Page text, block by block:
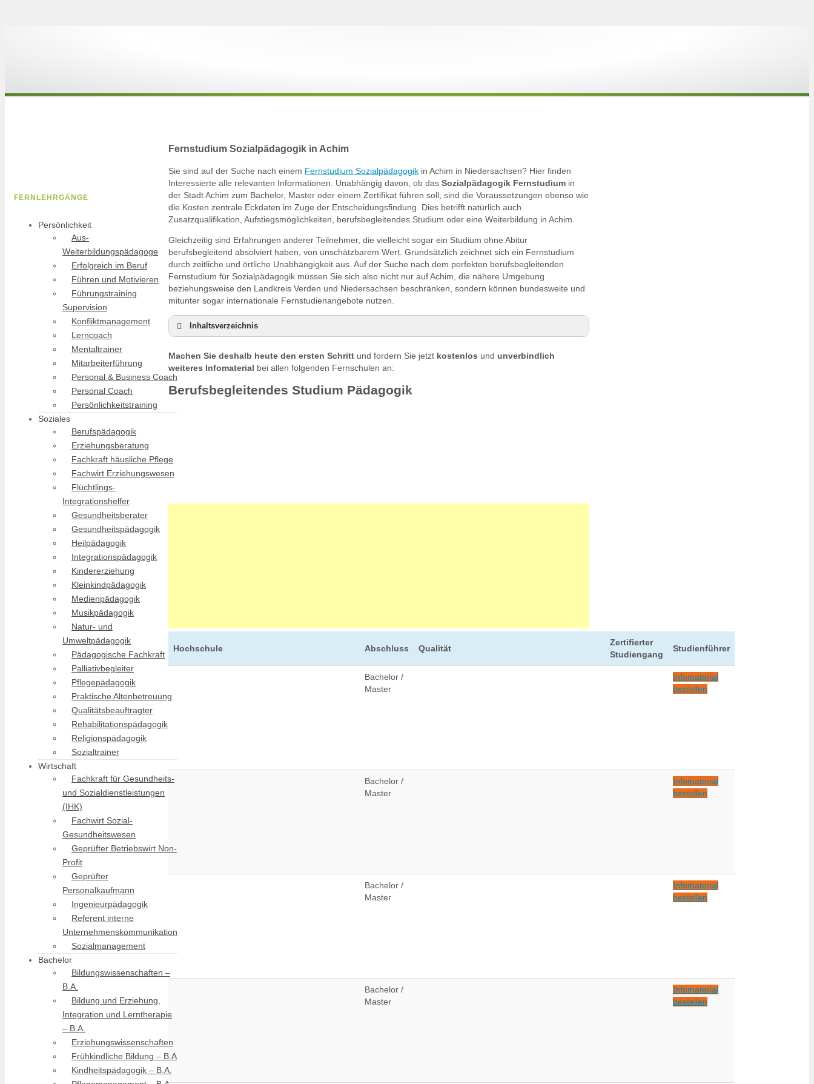
Fernstudium Sozialpädagogik in Achim
Sie sind auf der Suche nach einem Fernstudium Sozialpädagogik in Achim in Niedersachsen? Hier finden
Interessierte alle relevanten Informationen. Unabhängig davon, ob das Sozialpädagogik Fernstudium in
der Stadt Achim zum Bachelor, Master oder einem Zertifikat führen soll, sind die Voraussetzungen ebenso wie
die Kosten zentrale Eckdaten im Zuge der Entscheidungsfindung. Dies betrifft natürlich auch
Zusatzqualifikation, Aufstiegsmöglichkeiten, berufsbegleitendes Studium oder eine Weiterbildung in Achim.
Gleichzeitig sind Erfahrungen anderer Teilnehmer, die vielleicht sogar ein Studium ohne Abitur
berufsbegleitend absolviert haben, von unschätzbarem Wert. Grundsätzlich zeichnet sich ein Fernstudium
durch zeitliche und örtliche Unabhängigkeit aus. Auf der Suche nach dem perfekten berufsbegleitenden
Fernstudium für Sozialpädagogik müssen Sie sich also nicht nur auf Achim, die nähere Umgebung
beziehungsweise den Landkreis Verden und Niedersachsen beschränken, sondern können bundesweite und
mitunter sogar internationale Fernstudienangebote nutzen.
Inhaltsverzeichnis
Duales Studium Sozialpädagogik in Achim studieren
Sozialpädagogik studieren in Achim
Machen Sie deshalb heute den ersten Schritt und fordern Sie jetzt kostenlos und unverbindlich
weiteres Infomaterial bei allen folgenden Fernschulen an:
Berufsbegleitendes Studium Pädagogik
Hochschule Abschluss Qualität
Zertifierter
Studiengang
Studienführer
Bachelor /
Master
Infomaterial
bestellen
Bachelor /
Master
Infomaterial
bestellen
Bachelor /
Master
Infomaterial
bestellen
Bachelor /
Master
Infomaterial
bestellen
FERNLEHRGÄNGE
Persönlichkeit
Aus-
Weiterbildungspädagoge
Erfolgreich im Beruf
Führen und Motivieren
Führungstraining
Supervision
Konfliktmanagement
Lerncoach
Mentaltrainer
Mitarbeiterführung
Personal & Business Coach
Personal Coach
Persönlichkeitstraining
Soziales
Berufspädagogik
Erziehungsberatung
Fachkraft häusliche Pflege
Fachwirt Erziehungswesen
Flüchtlings-
Integrationshelfer
Gesundheitsberater
Gesundheitspädagogik
Heilpädagogik
Integrationspädagogik
Kindererziehung
Kleinkindpädagogik
Medienpädagogik
Musikpädagogik
Natur- und
Umweltpädagogik
Pädagogische Fachkraft
Palliativbegleiter
Pflegepädagogik
Praktische Altenbetreuung
Qualitätsbeauftragter
Rehabilitationspädagogik
Religionspädagogik
Sozialtrainer
Wirtschaft
Fachkraft für Gesundheits-
und Sozialdienstleistungen
(IHK)
Fachwirt Sozial-
Gesundheitswesen
Geprüfter Betriebswirt Non-
Profit
Geprüfter
Personalkaufmann
Ingenieurpädagogik
Referent interne
Unternehmenskommunikation
Sozialmanagement
Bachelor
Bildungswissenschaften –
B.A.
Bildung und Erziehung,
Integration und Lerntherapie
– B.A.
Erziehungswissenschaften
Frühkindliche Bildung – B.A
Kindheitspädagogik – B.A.